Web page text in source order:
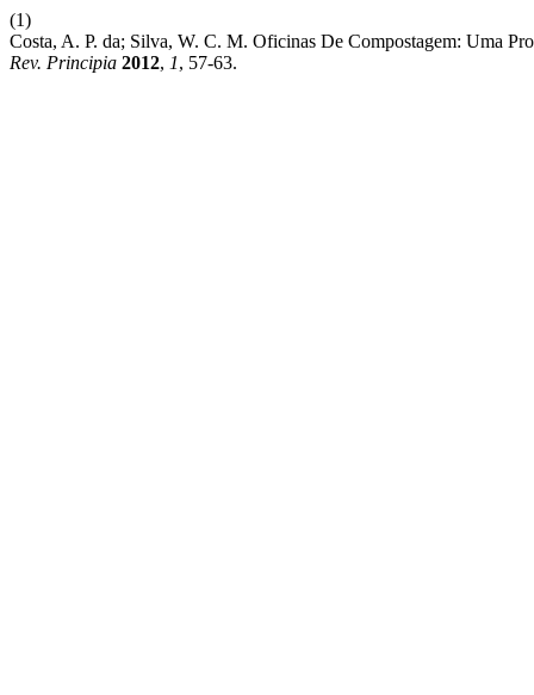
(1)
Costa, A. P. da; Silva, W. C. M. Oficinas De Compostagem: Uma
Rev. Principia 2012, 1, 57-63.